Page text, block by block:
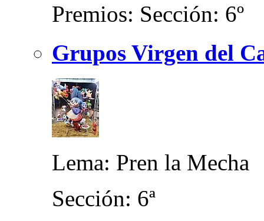
Premios: Sección: 6º
Grupos Virgen del
Lema: Pren la Mecha
Sección: 6ª